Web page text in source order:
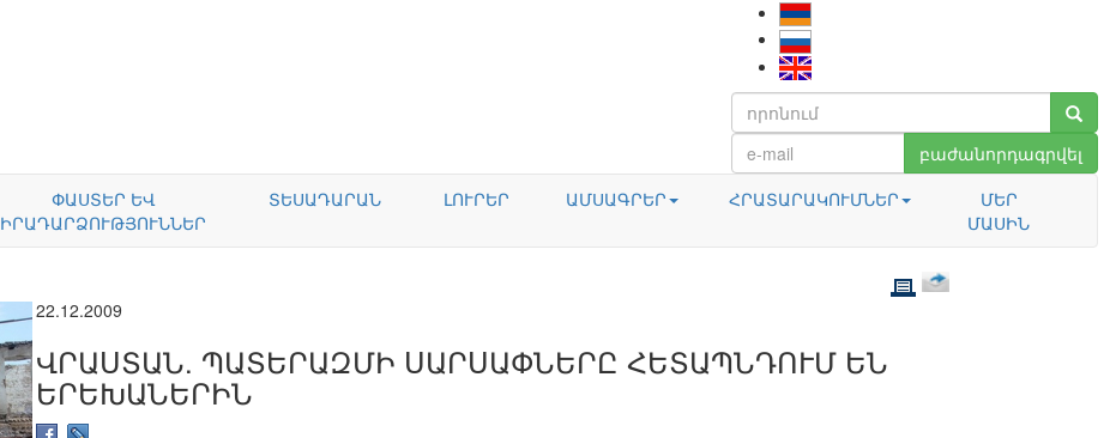
բաժանորդագրվել
ՓԱՍՏԵՐ ԵՎ
ԻՐԱԴԱՐՁՈՒԹՅՈՒՆՆԵՐ
ՏԵՍԱԴԱՐԱՆ ԼՈՒՐԵՐ ԱՄՍԱԳՐԵՐ ՀՐԱՏԱՐԱԿՈՒՄՆԵՐ
ՄԵՐ
ՄԱՍԻՆ
22.12.2009
ՎՐԱՍՏԱՆ. ՊԱՏԵՐԱԶՄԻ ՍԱՐՍԱՓՆԵՐԸ ՀԵՏԱՊՆԴՈՒՄ ԵՆ
ԵՐԵԽԱՆԵՐԻՆ